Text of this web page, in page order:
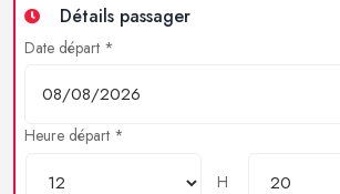
Détails passager
Date départ *
Heure départ *
H